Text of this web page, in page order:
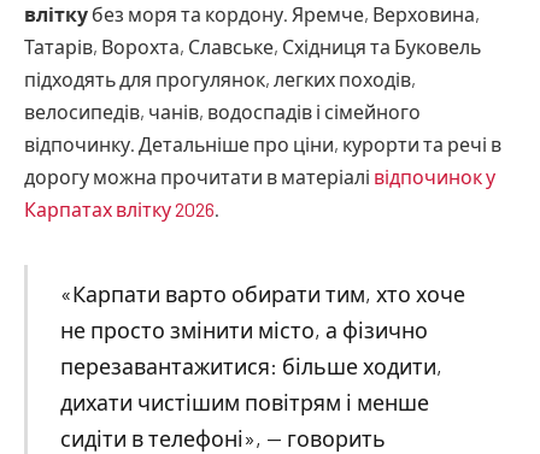
влітку без моря та кордону. Яремче, Верховина,
Татарів, Ворохта, Славське, Східниця та Буковель
підходять для прогулянок, легких походів,
велосипедів, чанів, водоспадів і сімейного
відпочинку. Детальніше про ціни, курорти та речі в
дорогу можна прочитати в матеріалі відпочинок у
Карпатах влітку 2026.
«Карпати варто обирати тим, хто хоче
не просто змінити місто, а фізично
перезавантажитися: більше ходити,
дихати чистішим повітрям і менше
сидіти в телефоні», — говорить